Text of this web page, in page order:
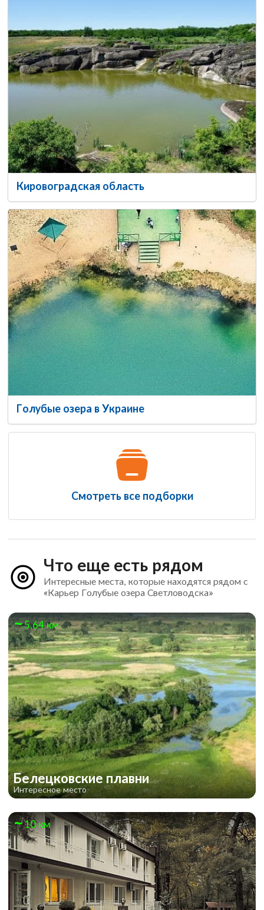
Кировоградская область
Голубые озера в Украине
Смотреть все подборки
Что еще есть рядом
Интересные места, которые находятся рядом с
«Карьер Голубые озера Светловодска»
5.64 км
Белецковские плавни
Интересное место
10 км